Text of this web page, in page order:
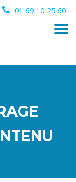
01 69 10 25 60